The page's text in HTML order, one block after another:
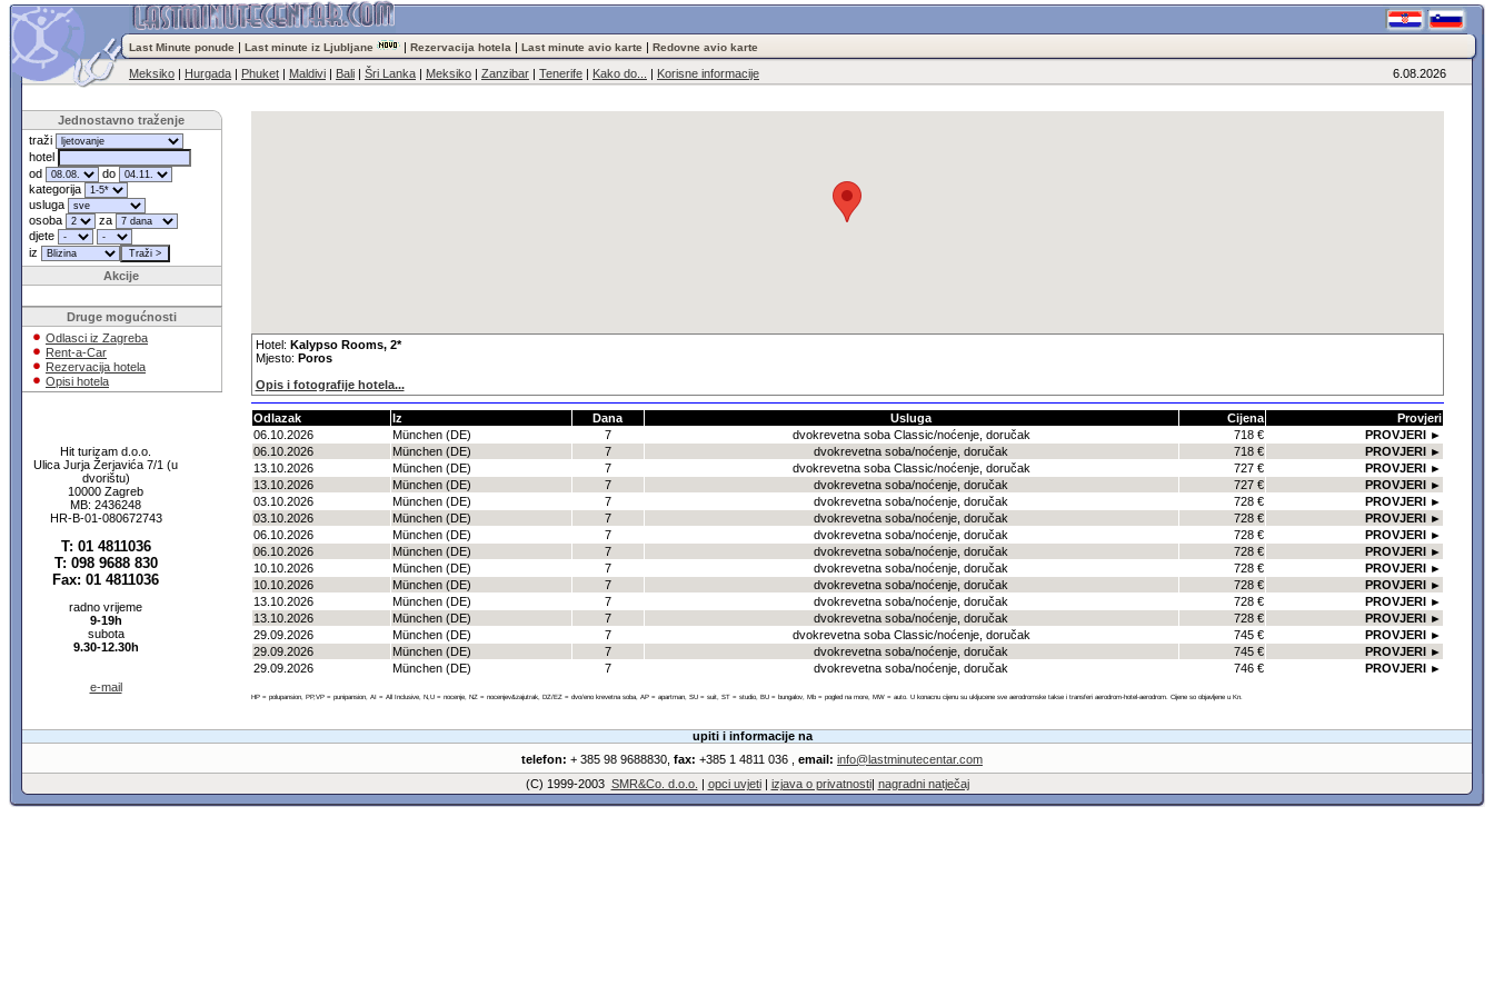
Last Minute ponude | Last minute iz Ljubljane | Rezervacija hotela | Last minute avio karte | Redovne avio karte
Meksiko | Hurgada | Phuket | Maldivi | Bali | Šri Lanka | Meksiko | Zanzibar | Tenerife | Kako do... | Korisne informacije 6.08.2026
Jednostavno traženje
traži
hotel
od
do
kategorija
usluga
osoba
za
djete
iz
Akcije
Druge mogućnosti
Odlasci iz Zagreba
Rent-a-Car
Rezervacija hotela
Opisi hotela
Hit turizam d.o.o.
Ulica Jurja Žerjavića 7/1 (u
dvorištu)
10000 Zagreb
MB: 2436248
HR-B-01-080672743
T: 01 4811036
T: 098 9688 830
Fax: 01 4811036
radno vrijeme
9-19h
subota
9.30-12.30h
e-mail
Hotel: Kalypso Rooms, 2*
Mjesto: Poros
Opis i fotografije hotela...
Odlazak Iz Dana Usluga Cijena
Provjeri
06.10.2026
München (DE) 7 dvokrevetna soba Classic/noćenje, doručak 718 €
PROVJERI ►
06.10.2026
München (DE) 7 dvokrevetna soba/noćenje, doručak 718 €
PROVJERI ►
13.10.2026
München (DE) 7 dvokrevetna soba Classic/noćenje, doručak 727 €
PROVJERI ►
13.10.2026
München (DE) 7 dvokrevetna soba/noćenje, doručak 727 €
PROVJERI ►
03.10.2026
München (DE) 7 dvokrevetna soba/noćenje, doručak 728 €
PROVJERI ►
03.10.2026
München (DE) 7 dvokrevetna soba/noćenje, doručak 728 €
PROVJERI ►
06.10.2026
München (DE) 7 dvokrevetna soba/noćenje, doručak 728 €
PROVJERI ►
06.10.2026
München (DE) 7 dvokrevetna soba/noćenje, doručak 728 €
PROVJERI ►
10.10.2026
München (DE) 7 dvokrevetna soba/noćenje, doručak 728 €
PROVJERI ►
10.10.2026
München (DE) 7 dvokrevetna soba/noćenje, doručak 728 €
PROVJERI ►
13.10.2026
München (DE) 7 dvokrevetna soba/noćenje, doručak 728 €
PROVJERI ►
13.10.2026
München (DE) 7 dvokrevetna soba/noćenje, doručak 728 €
PROVJERI ►
29.09.2026
München (DE) 7 dvokrevetna soba Classic/noćenje, doručak 745 €
PROVJERI ►
29.09.2026
München (DE) 7 dvokrevetna soba/noćenje, doručak 745 €
PROVJERI ►
29.09.2026
München (DE) 7 dvokrevetna soba/noćenje, doručak 746 € PROVJERI ►
HP = polupansion, PP,VP = punipansion, AI = All Inclusive, N,U = nocenje, NZ = nocenjev&zajutrak, DZ/EZ = dvo/eno krevetna soba, AP = apartman, SU = suit, ST = studio, BU = bungalov, Mb = pogled na more, MW = auto. U konacnu cijenu su ukljucene sve aerodromske takse i transferi aerodrom-hotel-aerodrom. Cijene so objavljene u Kn.
upiti i informacije na
telefon: + 385 98 9688830, fax: +385 1 4811 036 , email: info@lastminutecentar.com
(C) 1999-2003 SMR&Co. d.o.o. | opci uvjeti| izjava o privatnosti| nagradni natječaj